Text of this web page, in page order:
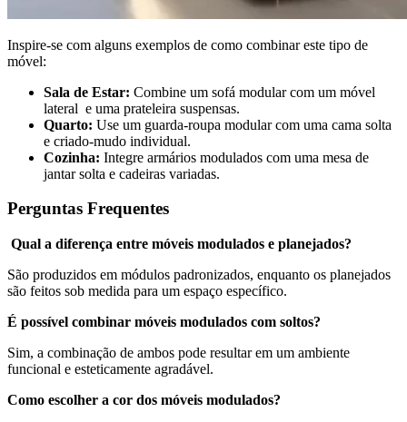
Inspire-se com alguns exemplos de como combinar este tipo de
móvel:
Sala de Estar: Combine um sofá modular com um móvel
lateral e uma prateleira suspensas.
Quarto: Use um guarda-roupa modular com uma cama solta
e criado-mudo individual.
Cozinha: Integre armários modulados com uma mesa de
jantar solta e cadeiras variadas.
Perguntas Frequentes
Qual a diferença entre móveis modulados e planejados?
São produzidos em módulos padronizados, enquanto os planejados
são feitos sob medida para um espaço específico.
É possível combinar móveis modulados com soltos?
Sim, a combinação de ambos pode resultar em um ambiente
funcional e esteticamente agradável.
Como escolher a cor dos móveis modulados?